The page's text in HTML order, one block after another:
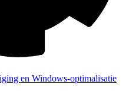
en Windows-optimalisatie